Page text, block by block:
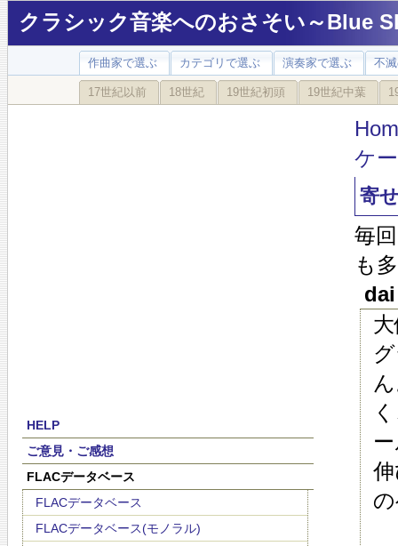
クラシック音楽へのおさそい～Blue
作曲家で選ぶ カテゴリで選ぶ 演奏家で選ぶ 不
17世紀以前 18世紀 19世紀初頭 19世紀中葉
HELP
ご意見・ご感想
FLACデータベース
FLACデータベース
FLACデータベース(モノラル)
ケ
寄
毎
も